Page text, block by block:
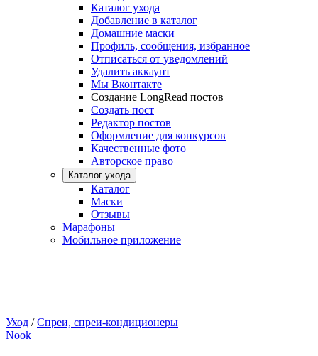
Каталог ухода
Добавление в каталог
Домашние маски
Профиль, сообщения, избранное
Отписаться от уведомлений
Удалить аккаунт
Мы Вконтакте
Создание LongRead постов
Создать пост
Редактор постов
Оформление для конкурсов
Качественные фото
Авторское право
Каталог ухода
Каталог
Маски
Отзывы
Марафоны
Мобильное приложение
Уход /Спреи, спреи-кондиционеры
Nook